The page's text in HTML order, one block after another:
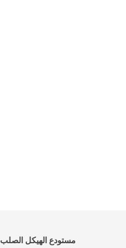
مستودع الهيكل الصلب